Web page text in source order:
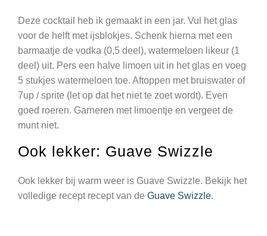
Deze cocktail heb ik gemaakt in een jar. Vul het glas
voor de helft met ijsblokjes. Schenk hierna met een
barmaatje de vodka (0,5 deel), watermeloen likeur (1
deel) uit. Pers een halve limoen uit in het glas en voeg
5 stukjes watermeloen toe. Aftoppen met bruiswater of
7up / sprite (let op dat het niet te zoet wordt). Even
goed roeren. Garneren met limoentje en vergeet de
munt niet.
Ook lekker: Guave Swizzle
Ook lekker bij warm weer is Guave Swizzle. Bekijk het
volledige recept recept van de Guave Swizzle.